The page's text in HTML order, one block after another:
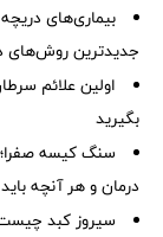
بیماری‌های
جدیدترین روش‌های
بگیرید
سنگ کیسه صفرا؛
درمان و هر آنچه
سیروز کبد